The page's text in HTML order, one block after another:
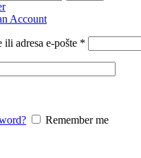
Account
adresa e-pošte *
Remember me